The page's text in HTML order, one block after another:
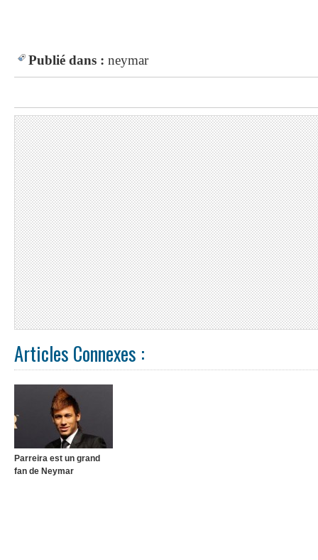
Publié dans : neymar
Articles Connexes :
Parreira est un grand
fan de Neymar